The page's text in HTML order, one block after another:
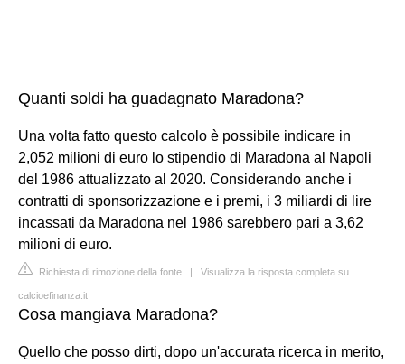
Quanti soldi ha guadagnato Maradona?
Una volta fatto questo calcolo è possibile indicare in
2,052 milioni di euro lo stipendio di Maradona al Napoli
del 1986 attualizzato al 2020. Considerando anche i
contratti di sponsorizzazione e i premi, i 3 miliardi di lire
incassati da Maradona nel 1986 sarebbero pari a 3,62
milioni di euro.
Richiesta di rimozione della fonte | Visualizza la risposta completa su
calcioefinanza.it
Cosa mangiava Maradona?
Quello che posso dirti, dopo un'accurata ricerca in merito,